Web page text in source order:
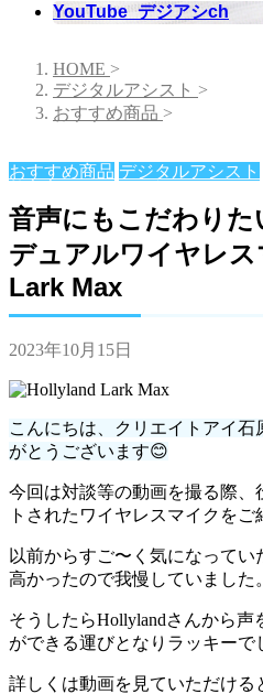
YouTube_デジアシch
HOME >
デジタルアシスト >
おすすめ商品 >
おすすめ商品 デジタルアシスト
音声にもこだわりた
デュアルワイヤレ
Lark Max
2023年10月15日
こんにちは、クリエイトアイ石
がとうございます😊
今回は対談等の動画を撮る際、
トされたワイヤレスマイクをご
以前からすご〜く気になって
高かったので我慢していました。
そうしたらHollylandさんから声
ができる運びとなりラッキーで
詳しくは動画を見ていただける